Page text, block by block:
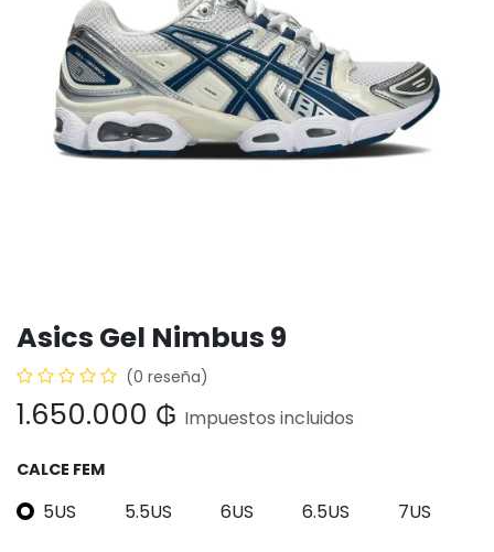
Asics Gel Nimbus 9
(0 reseña)
1.650.000 ₲ Impuestos incluidos
CALCE FEM
5US 5.5US 6US 6.5US 7US